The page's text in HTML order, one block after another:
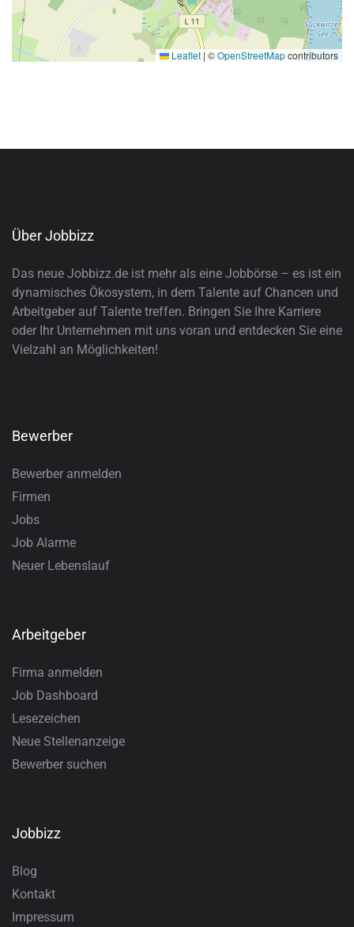
Leaflet | ©OpenStreetMapcontributors
Über Jobbizz
Das neue Jobbizz.de ist mehr als eine Jobbörse – es ist ein
dynamisches Ökosystem, in dem Talente auf Chancen und
Arbeitgeber auf Talente treffen. Bringen Sie Ihre Karriere
oder Ihr Unternehmen mit uns voran und entdecken Sie eine
Vielzahl an Möglichkeiten!
Bewerber
Bewerber anmelden
Firmen
Jobs
Job Alarme
Neuer Lebenslauf
Arbeitgeber
Firma anmelden
Job Dashboard
Lesezeichen
Neue Stellenanzeige
Bewerber suchen
Jobbizz
Blog
Kontakt
Impressum